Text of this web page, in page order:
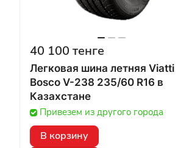
40 100 тенге
Легковая шина летняя Viatti
Bosco V-238 235/60 R16 в
Казахстане
Привезем из другого города
В корзину